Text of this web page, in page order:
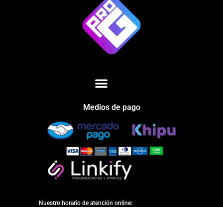
Medios de pago
Nuestro horario de atención online: